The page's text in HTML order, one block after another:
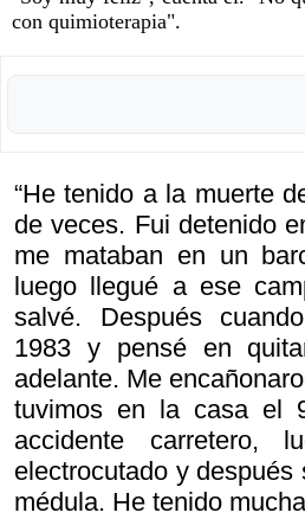
con quimioterapia".
“He tenido a la muerte
de veces. Fui detenido
me mataban en un
luego llegué a ese
salvé. Después
1983 y pensé en
adelante. Me
tuvimos en la casa el
accidente carretero,
electrocutado y
médula. He tenido